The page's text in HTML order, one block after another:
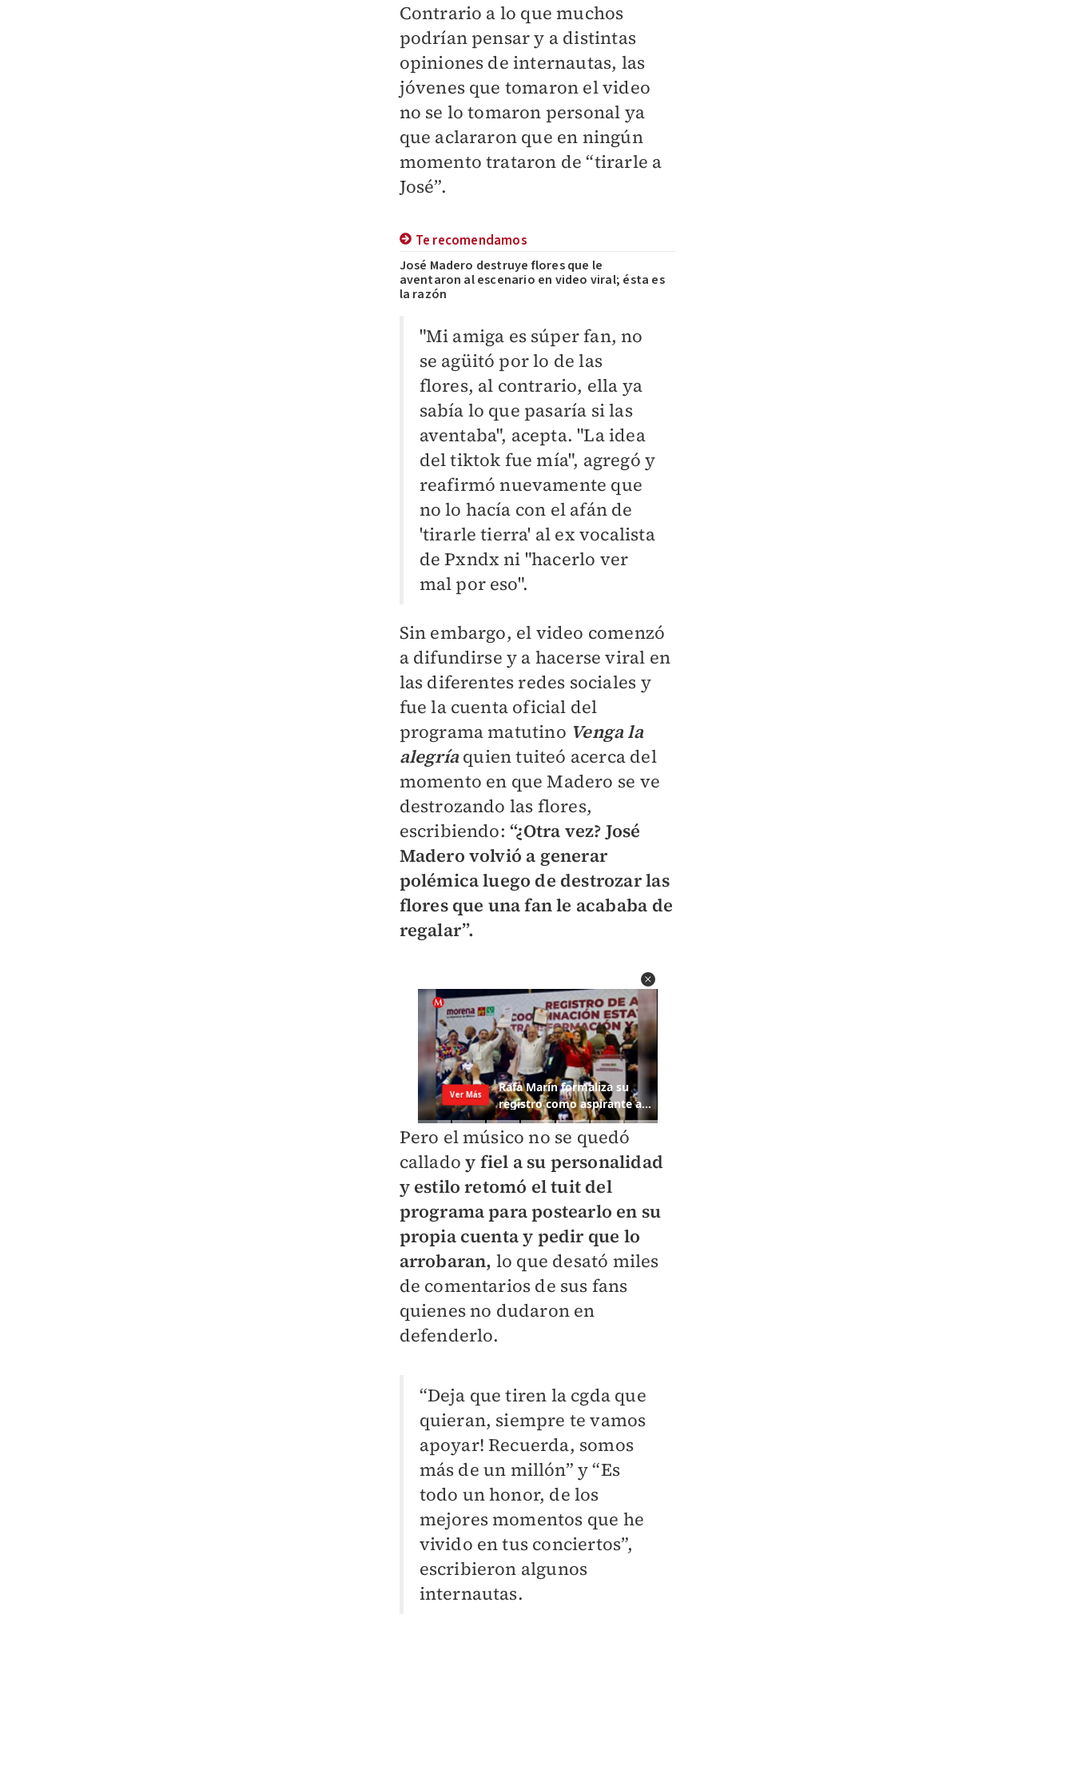
Contrario a lo que muchos
podrían pensar y a distintas
opiniones de internautas, las
jóvenes que tomaron el video
no se lo tomaron personal ya
que aclararon que en ningún
momento trataron de “tirarle a
José”.
Te recomendamos
José Madero destruye flores que le
aventaron al escenario en video viral; ésta es
la razón
"Mi amiga es súper fan, no
se agüitó por lo de las
flores, al contrario, ella ya
sabía lo que pasaría si las
aventaba", acepta. "La idea
del tiktok fue mía", agregó y
reafirmó nuevamente que
no lo hacía con el afán de
'tirarle tierra' al ex vocalista
de Pxndx ni "hacerlo ver
mal por eso".
Sin embargo, el video comenzó
a difundirse y a hacerse viral en
las diferentes redes sociales y
fue la cuenta oficial del
programa matutino Venga la
alegríaquien tuiteó acerca del
momento en que Madero se ve
destrozando las flores,
escribiendo:“¿Otra vez? José
Madero volvió a generar
polémica luego de destrozar las
flores que una fan le acababa de
regalar”.
Pero el músico no se quedó
callado y fiel a su personalidad
y estilo retomó el tuit del
programa para postearlo en su
propia cuenta y pedir que lo
arrobaran, lo que desató miles
de comentarios de sus fans
quienes no dudaron en
defenderlo.
“Deja que tiren la cgda que
quieran, siempre te vamos
apoyar! Recuerda, somos
más de un millón” y “Es
todo un honor, de los
mejores momentos que he
vivido en tus conciertos”,
escribieron algunos
internautas.